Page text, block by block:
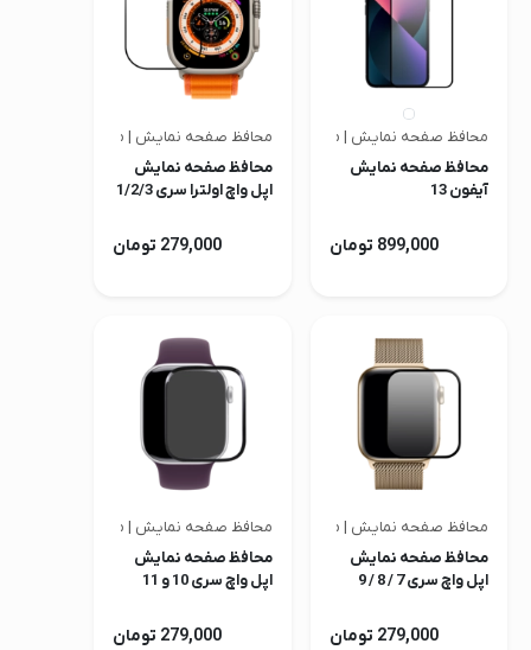
محافظ صفحه نمایش | متفرقه
محافظ صفحه نمایش
آیفون 13
899,000 تومان
محافظ صفحه نمایش | متفرقه
محافظ صفحه نمایش
اپل واچ اولترا سری 1/2/3
279,000 تومان
محافظ صفحه نمایش | متفرقه
محافظ صفحه نمایش
اپل واچ سری 7 / 8 / 9
279,000 تومان
محافظ صفحه نمایش | متفرقه
محافظ صفحه نمایش
اپل واچ سری 10 و 11
279,000 تومان